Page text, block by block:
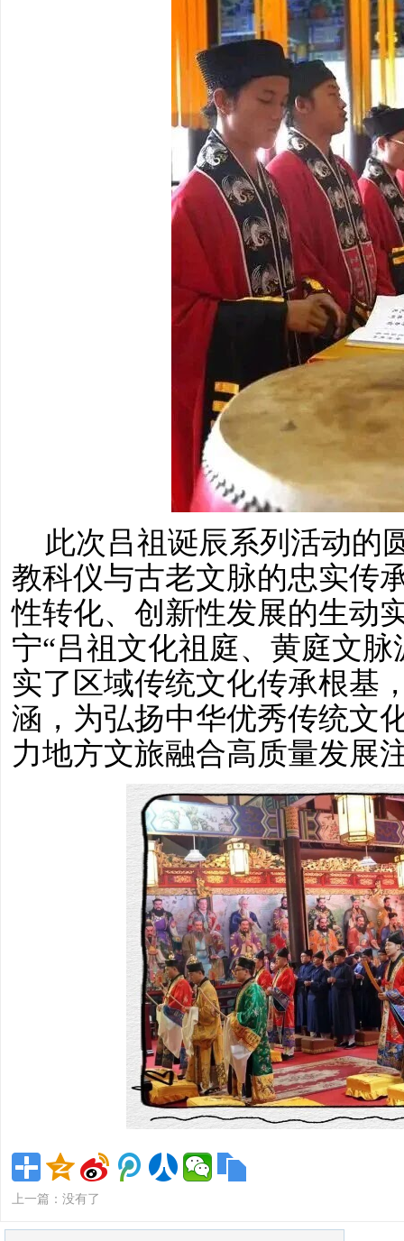
此次吕祖诞辰系列活动的
教科仪与古老文脉的忠实传
性转化、创新性发展的生动
宁“吕祖文化祖庭、黄庭文
实了区域传统文化传承根基
涵，为弘扬中华优秀传统文
力地方文旅融合高质量发展
上一篇：没有了